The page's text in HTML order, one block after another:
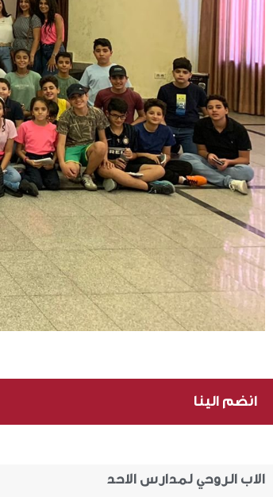
انضم الينا
الاب الروحي لمدارس الاحد